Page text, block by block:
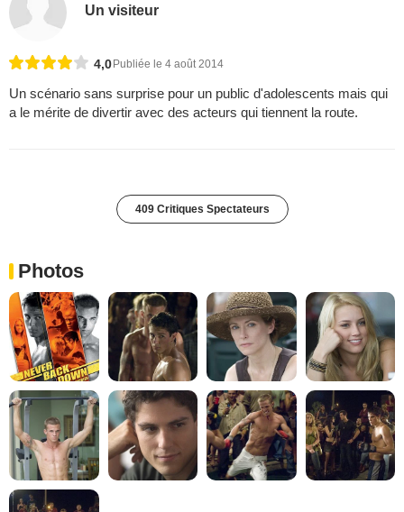
Un visiteur
4,0Publiée le 4 août 2014
Un scénario sans surprise pour un public d'adolescents mais qui
a le mérite de divertir avec des acteurs qui tiennent la route.
409 Critiques Spectateurs
Photos